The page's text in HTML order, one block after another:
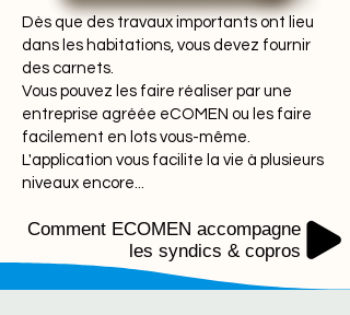
Dès que des travaux importants ont lieu
dans les habitations, vous devez fournir
des carnets.
Vous pouvez les faire réaliser par une
entreprise agréée eCOMEN ou les faire
facilement en lots vous-même.
L'application vous facilite la vie à plusieurs
niveaux encore...
Comment ECOMEN accompagne
les syndics & copros